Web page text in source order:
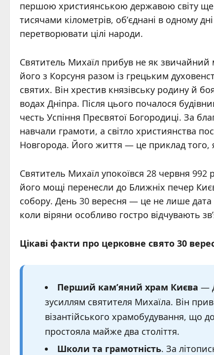
першою християнською державою світу ще
тисячами кілометрів, об’єднані в одному
перетворювати цілі народи.
Святитель Михаїл прибув не як звичайний
його з Корсуня разом із грецьким
святих. Він хрестив князівську родину й
водах Дніпра. Після цього почалося
честь Успіння Пресвятої Богородиці. За
навчали грамоти, а світло християнства
Новгорода. Його життя — це приклад того,
Святитель Михаїл упокоївся 28 червня
його мощі перенесли до Ближніх печер
собору. День 30 вересня — це не лише
коли віряни особливо гостро відчувають
Цікаві факти про церковне свято 30
Перший кам’яний храм Києва —
зусиллям святителя Михаїла. Він
візантійського храмобудування, що
простояла майже два століття.
Школи та грамотність. За